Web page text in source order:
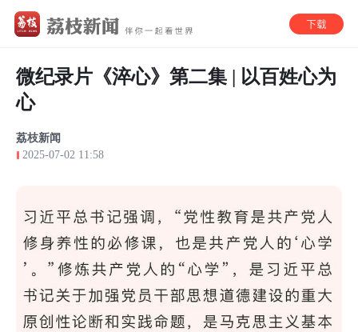
微纪录片《淬心》第二集 | 以百姓心为
心
荔枝新闻
2025-07-02 11:58